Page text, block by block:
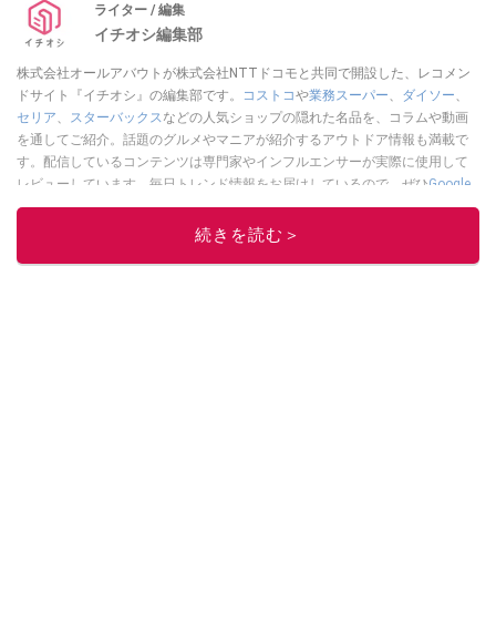
ライター / 編集
イチオシ編集部
株式会社オールアバウトが株式会社NTTドコモと共同で開設した、レコメン
ドサイト『イチオシ』の編集部です。
コストコや業務スーパー、 ダイソー、
セリア、 スターバックスなどの人気ショップの隠れた名品を、コラムや動画
を通してご紹介。話題のグルメやマニアが紹介するアウトドア情報も満載で
す。配信しているコンテンツは専門家やインフルエンサーが実際に使用して
レビューしています。毎日トレンド情報をお届けしているので、ぜひGoogle
ニュースでフォローしてください！
このイチオシストの他の記事を読む
続きを読む＞